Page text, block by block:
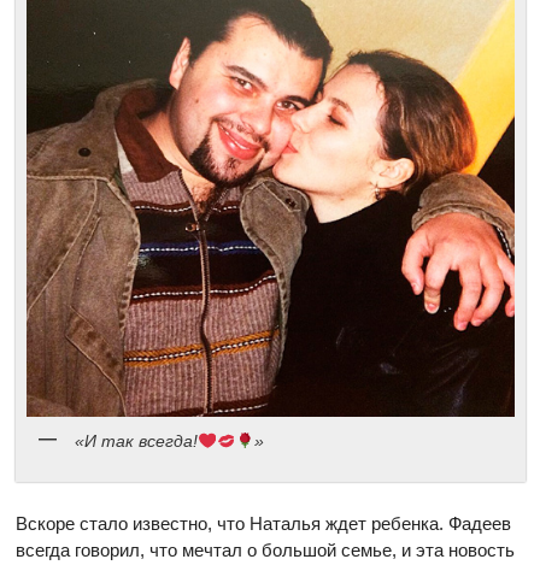
«И так всегда! »
Вскоре стало известно, что Наталья ждет ребенка. Фадеев
всегда говорил, что мечтал о большой семье, и эта новость